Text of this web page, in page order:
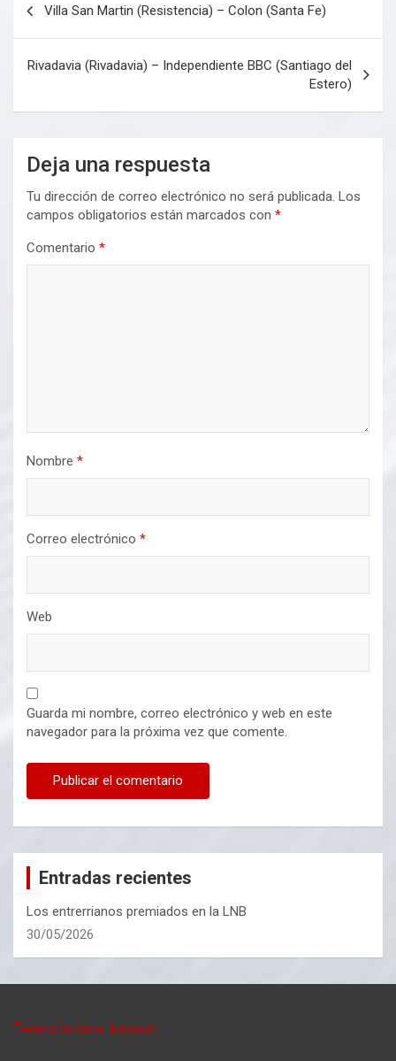
entradas
Villa San Martin (Resistencia) – Colon (Santa Fe)
Rivadavia (Rivadavia) – Independiente BBC (Santiago del
Estero)
Deja una respuesta
Tu dirección de correo electrónico no será publicada. Los
campos obligatorios están marcados con *
Comentario *
Nombre *
Correo electrónico *
Web
Guarda mi nombre, correo electrónico y web en este
navegador para la próxima vez que comente.
Entradas recientes
Los entrerrianos premiados en la LNB
30/05/2026
Tweets by data_basquet